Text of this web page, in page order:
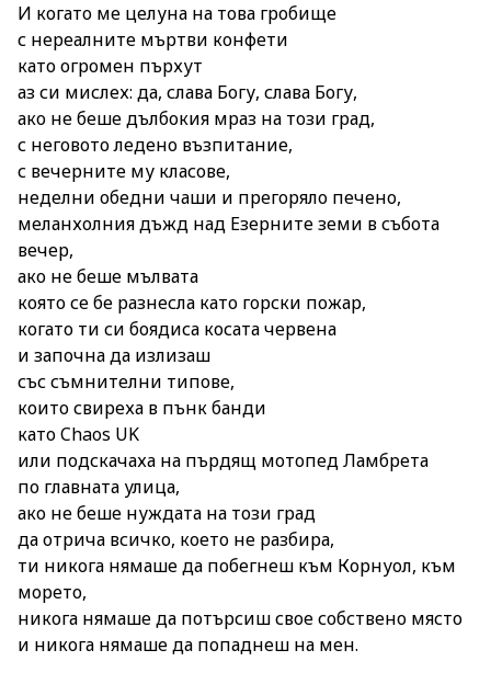
И когато ме целуна на това гробище
с нереалните мъртви конфети
като огромен пърхут
аз си мислех: да, слава Богу, слава Богу,
ако не беше дълбокия мраз на този град,
с неговото ледено възпитание,
с вечерните му класове,
неделни обедни чаши и прегоряло печено,
меланхолния дъжд над Езерните земи в събота
вечер,
ако не беше мълвата
която се бе разнесла като горски пожар,
когато ти си боядиса косата червена
и започна да излизаш
със съмнителни типове,
които свиреха в пънк банди
като Chaos UK
или подскачаха на пърдящ мотопед Ламбрета
по главната улица,
ако не беше нуждата на този град
да отрича всичко, което не разбира,
ти никога нямаше да побегнеш към Корнуол, към
морето,
никога нямаше да потърсиш свое собствено място
и никога нямаше да попаднеш на мен.